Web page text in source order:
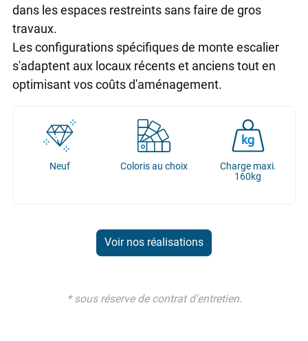
dans les espaces restreints sans faire de gros
travaux.
Les configurations spécifiques de monte escalier
s'adaptent aux locaux récents et anciens tout en
optimisant vos coûts d'aménagement.
Neuf Coloris au choix
Charge maxi.
160kg
Voir nos réalisations
* sous réserve de contrat d'entretien.